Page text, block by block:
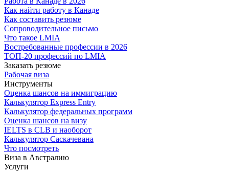
Как найти работу в Канаде
Как составить резюме
Сопроводительное письмо
Что такое LMIA
Востребованные профессии в 2026
ТОП-20 профессий по LMIA
Заказать резюме
Рабочая виза
Инструменты
Оценка шансов на иммиграцию
Калькулятор Express Entry
Калькулятор федеральных программ
Оценка шансов на визу
IELTS в CLB и наоборот
Калькулятор Саскачевана
Что посмотреть
Виза в Австралию
Услуги